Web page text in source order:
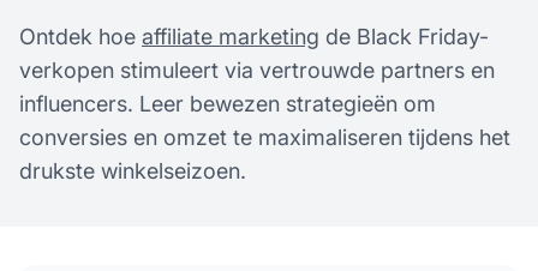
Ontdek hoe affiliate marketing de Black Friday-
verkopen stimuleert via vertrouwde partners en
influencers. Leer bewezen strategieën om
conversies en omzet te maximaliseren tijdens het
drukste winkelseizoen.